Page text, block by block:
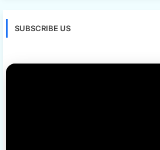
SUBSCRIBE US